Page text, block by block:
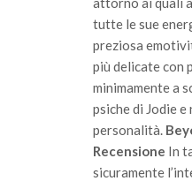
tutte le sue
preziosa
più delicate con
minimamente a
psiche di Jodie e
personalità.
Recensione In
sicuramente